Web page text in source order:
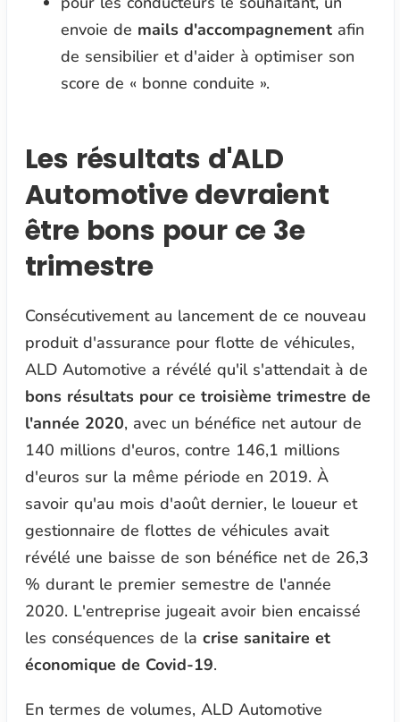
envoie de mails d'accompagnementafin
de sensibilier et d'aider à optimiser son
score de « bonne conduite ».
Les résultats d'ALD
Automotive devraient
être bons pour ce 3e
trimestre
Consécutivement au lancement de ce nouveau
produit d'assurance pour flotte de véhicules,
ALD Automotive a révélé qu'il s'attendait à de
bons résultats pour ce troisième trimestre de
l'année 2020, avec un bénéfice net autour de
140 millions d'euros, contre 146,1 millions
d'euros sur la même période en 2019. À
savoir qu'au mois d'août dernier, le loueur et
gestionnaire de flottes de véhicules avait
révélé une baisse de son bénéfice net de 26,3
% durant le premier semestre de l'année
2020. L'entreprise jugeait avoir bien encaissé
les conséquences de la crise sanitaire et
économique de Covid-19.
En termes de volumes, ALD Automotive